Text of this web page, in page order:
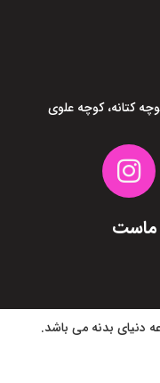
کتانه، کوچه علوی
ماست
دنیای بدنه می باشد.